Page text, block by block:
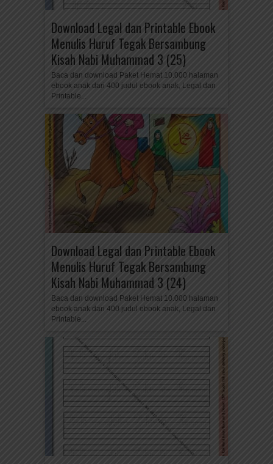
Download Legal dan Printable Ebook
Menulis Huruf Tegak Bersambung
Kisah Nabi Muhammad 3 (25)
Baca dan download Paket Hemat 10.000 halaman
ebook anak dari 400 judul ebook anak, Legal dan
Printable...
Download Legal dan Printable Ebook
Menulis Huruf Tegak Bersambung
Kisah Nabi Muhammad 3 (24)
Baca dan download Paket Hemat 10.000 halaman
ebook anak dari 400 judul ebook anak, Legal dan
Printable...